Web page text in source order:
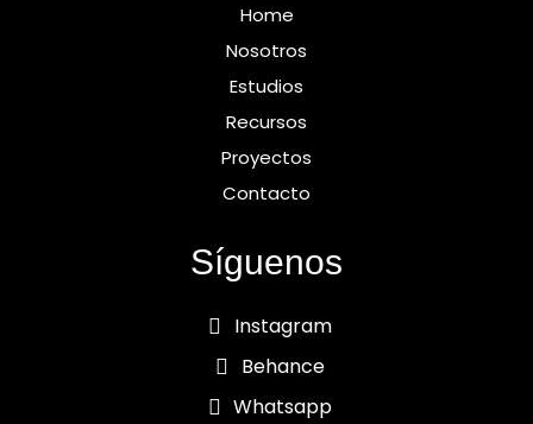
Home
Nosotros
Estudios
Recursos
Proyectos
Contacto
Síguenos
Instagram
Behance
Whatsapp